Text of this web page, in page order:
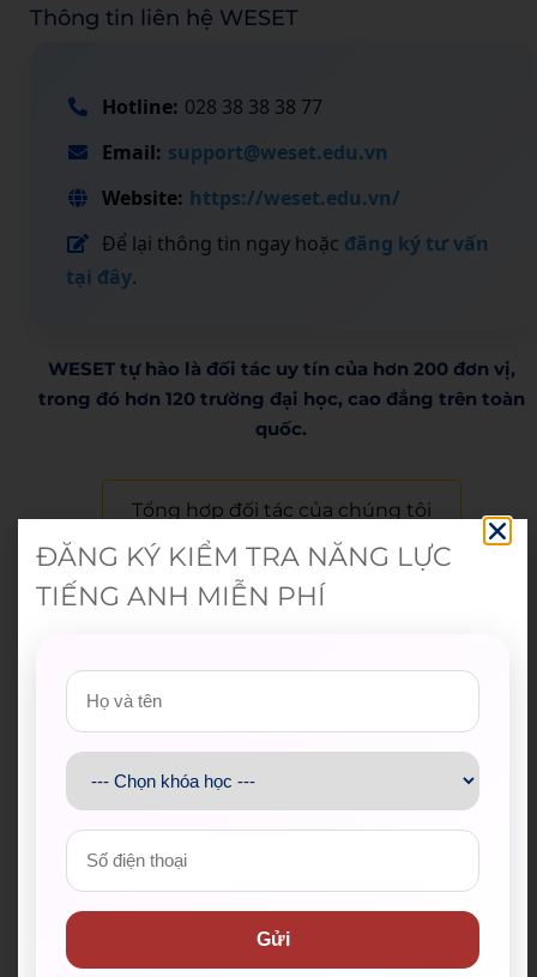
Thông tin liên hệ WESET
Hotline: 028 38 38 38 77
Email: support@weset.edu.vn
Website: https://weset.edu.vn/
Để lại thông tin ngay hoặc đăng ký tư vấn
tại đây.
WESET tự hào là đối tác uy tín của hơn 200 đơn vị,
trong đó hơn 120 trường đại học, cao đẳng trên toàn
quốc.​
Tổng hợp đối tác của chúng tôi
ĐĂNG KÝ KIỂM TRA NĂNG LỰC
TIẾNG ANH MIỄN PHÍ
Gửi